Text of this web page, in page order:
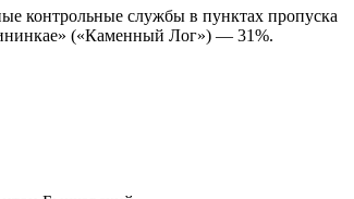
контрольные службы в пунктах пропуска
(«Каменный Лог») — 31%.